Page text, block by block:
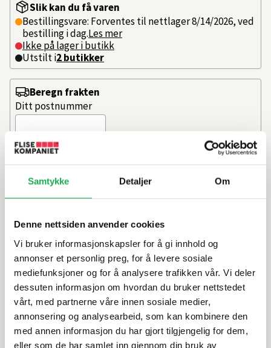
Samtykke Detaljer Om
Denne nettsiden anvender cookies
Vi bruker informasjonskapsler for å gi innhold og
annonser et personlig preg, for å levere sosiale
mediefunksjoner og for å analysere trafikken vår. Vi deler
dessuten informasjon om hvordan du bruker nettstedet
vårt, med partnerne våre innen sosiale medier,
annonsering og analysearbeid, som kan kombinere den
med annen informasjon du har gjort tilgjengelig for dem,
eller som de har samlet inn gjennom din bruk av
Slik kan du få varen
Bestillingsvare: Forventes til nettlager 8/14/2026, ved
bestilling i dag.Les mer
Ikke på lager i butikk
Utstilt i2butikker
Klart, 6 mm herdet glass
Høyremodell
OBS! Oppgitt pris er pr. dør
Artikkelnr. 101408744
Beregn frakten
Ditt postnummer
Produktinformasjon
Spesifikasjoner